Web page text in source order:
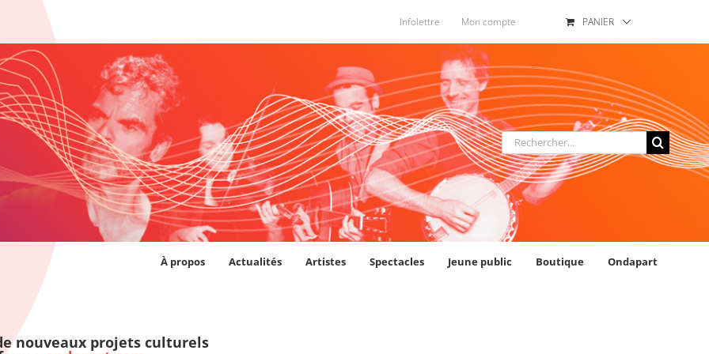
Infolettre Mon compte PANIER
Rechercher
:
À propos Actualités Artistes Spectacles Jeune public Boutique Ondapart
nouveaux projets culturels